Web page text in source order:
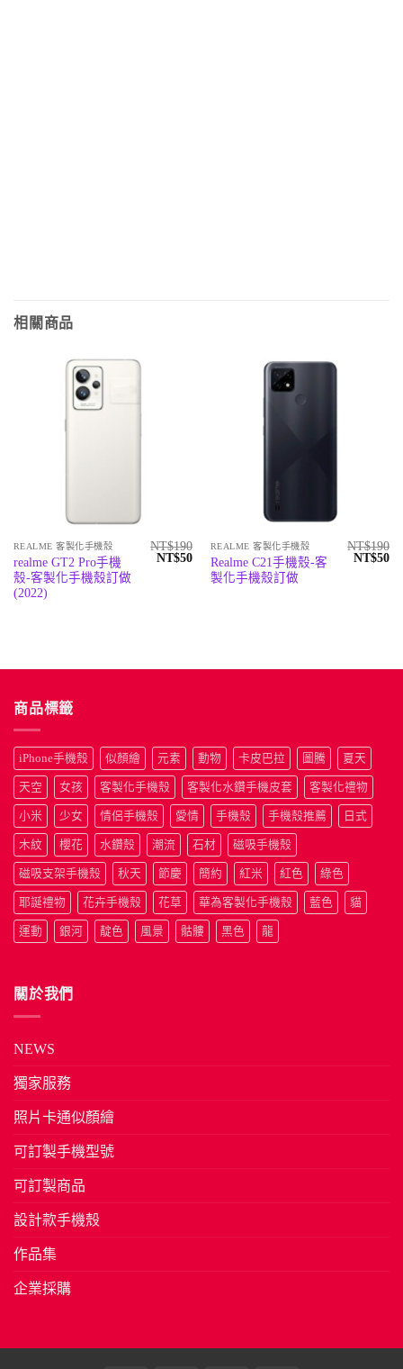
相關商品
REALME 客製化手機殼
realme GT2 Pro手機
殼-客製化手機殼訂做
(2022)
NT$190
原
NT$50目
REALME 客製化手機殼
Realme C21手機殼-客
製化手機殼訂做
NT$190
原
NT$50目
商品標籤
iPhone手機殼 似顏繪 元素 動物 卡皮巴拉 圖騰 夏天
天空 女孩 客製化手機殼 客製化水鑽手機皮套 客製化禮物
小米 少女 情侶手機殼 愛情 手機殼 手機殼推薦 日式
木紋 櫻花 水鑽殼 潮流 石材 磁吸手機殼
磁吸支架手機殼 秋天 節慶 簡約 紅米 紅色 綠色
耶誕禮物 花卉手機殼 花草 華為客製化手機殼 藍色 貓
運動 銀河 靛色 風景 骷髏 黑色 龍
關於我們
NEWS
獨家服務
照片卡通似顏繪
可訂製手機型號
可訂製商品
設計款手機殼
作品集
企業採購